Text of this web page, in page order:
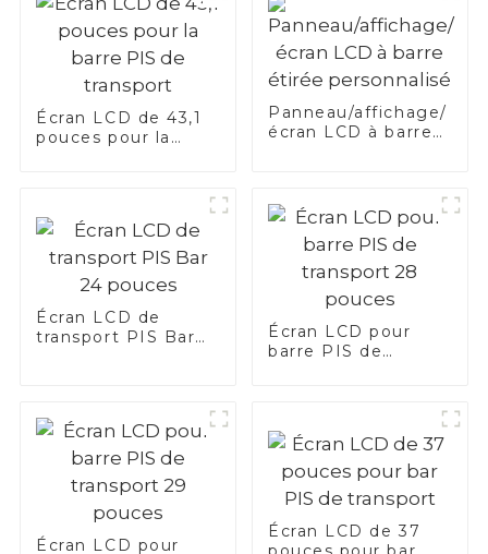
Écran LCD de 43,1
pouces pour la
Panneau/affichage/
écran LCD à barre
Écran LCD de
transport PIS Bar
Écran LCD pour
barre PIS de
Écran LCD pour
Écran LCD de 37